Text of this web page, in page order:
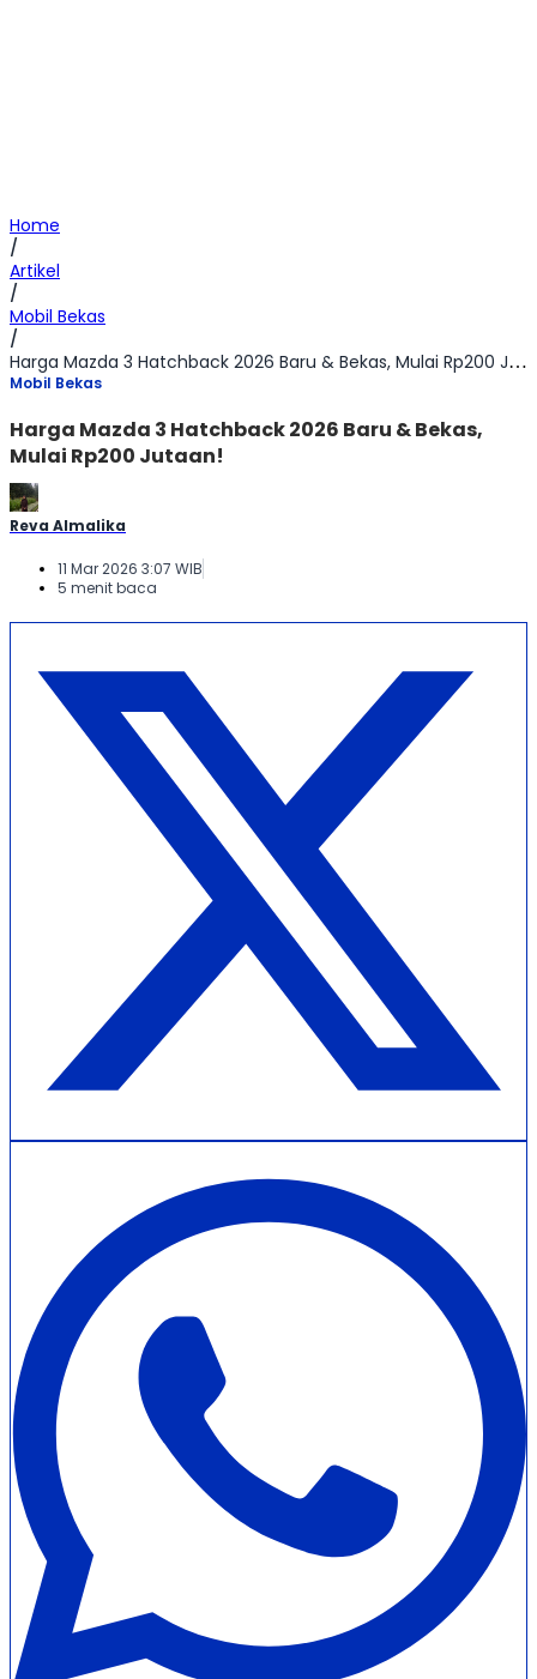
Home
/
Artikel
/
Mobil Bekas
/
Harga Mazda 3 Hatchback 2026 Baru & Bekas, Mulai Rp200 Jutaan!
Mobil Bekas
Harga Mazda 3 Hatchback 2026 Baru & Bekas,
Mulai Rp200 Jutaan!
Reva Almalika
11 Mar 2026 3:07 WIB
5 menit baca